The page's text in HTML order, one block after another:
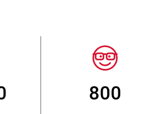
> 3 500 000